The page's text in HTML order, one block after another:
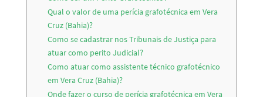
Qual o valor de uma perícia grafotécnica em Vera
Cruz (Bahia)?
Como se cadastrar nos Tribunais de Justiça para
atuar como perito Judicial?
Como atuar como assistente técnico grafotécnico
em Vera Cruz (Bahia)?
Onde fazer o curso de perícia grafotécnica em Vera